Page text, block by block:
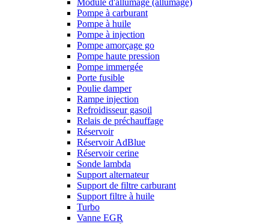
Module d'allumage (allumage)
Pompe à carburant
Pompe à huile
Pompe à injection
Pompe amorçage go
Pompe haute pression
Pompe immergée
Porte fusible
Poulie damper
Rampe injection
Refroidisseur gasoil
Relais de préchauffage
Réservoir
Réservoir AdBlue
Réservoir cerine
Sonde lambda
Support alternateur
Support de filtre carburant
Support filtre à huile
Turbo
Vanne EGR